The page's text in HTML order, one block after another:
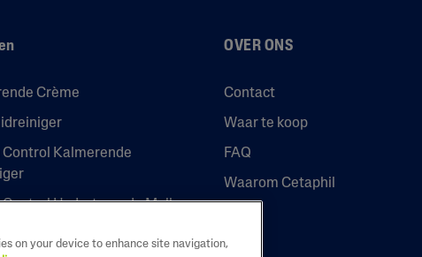
Crème
Control Kalmerende
Control Hydraterende Melk
OVER ONS
Contact
Waar te koop
FAQ
Waarom Cetaphil
on your device to enhance site navigation,